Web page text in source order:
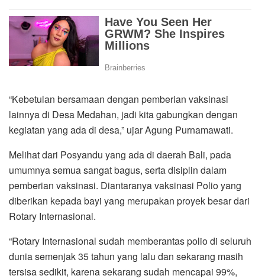
“Kebetulan bersamaan dengan pemberian vaksinasi
lainnya di Desa Medahan, jadi kita gabungkan dengan
kegiatan yang ada di desa,” ujar Agung Purnamawati.
Melihat dari Posyandu yang ada di daerah Bali, pada
umumnya semua sangat bagus, serta disiplin dalam
pemberian vaksinasi. Diantaranya vaksinasi Polio yang
diberikan kepada bayi yang merupakan proyek besar dari
Rotary Internasional.
“Rotary Internasional sudah memberantas polio di seluruh
dunia semenjak 35 tahun yang lalu dan sekarang masih
tersisa sedikit, karena sekarang sudah mencapai 99%,